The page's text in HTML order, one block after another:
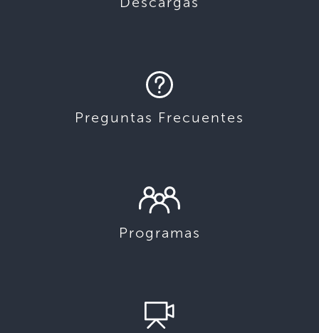
Preguntas Frecuentes
Programas